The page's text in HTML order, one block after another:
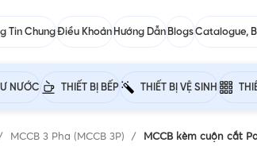
Tin ChungĐiều Khoản Hướng Dẫn BlogsCatalogue,
NƯỚC THIẾT BỊ BẾP THIẾT BỊ VỆ SINH
MCCB 3 Pha (MCCB 3P) MCCB kèm cuộn cắt